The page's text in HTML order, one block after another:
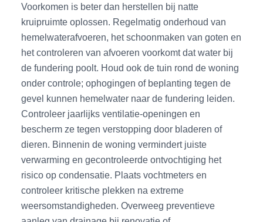
Voorkomen is beter dan herstellen bij natte
kruipruimte oplossen. Regelmatig onderhoud van
hemelwaterafvoeren, het schoonmaken van goten en
het controleren van afvoeren voorkomt dat water bij
de fundering poolt. Houd ook de tuin rond de woning
onder controle; ophogingen of beplanting tegen de
gevel kunnen hemelwater naar de fundering leiden.
Controleer jaarlijks ventilatie-openingen en
bescherm ze tegen verstopping door bladeren of
dieren. Binnenin de woning vermindert juiste
verwarming en gecontroleerde ontvochtiging het
risico op condensatie. Plaats vochtmeters en
controleer kritische plekken na extreme
weersomstandigheden. Overweeg preventieve